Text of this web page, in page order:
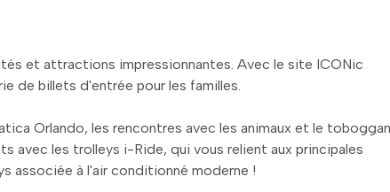
et attractions impressionnantes. Avec le site ICONic
de billets d'entrée pour les familles.
Orlando, les rencontres avec les animaux et le toboggan
avec les trolleys i-Ride, qui vous relient aux principales
associée à l'air conditionné moderne !